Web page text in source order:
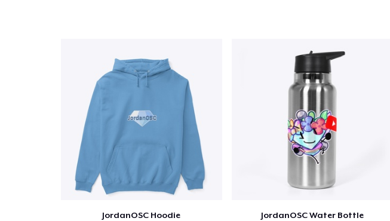
JordanOSC Hoodie JordanOSC Water Bottle
artigo adicionado ao
Seguir para a Finalização da
Compra